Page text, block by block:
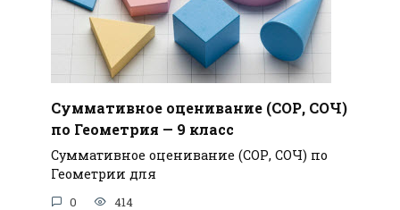
Суммативное оценивание (СОР, СОЧ)
по Геометрия — 9 класс
Суммативное оценивание (СОР, СОЧ) по
Геометрии для
0 414